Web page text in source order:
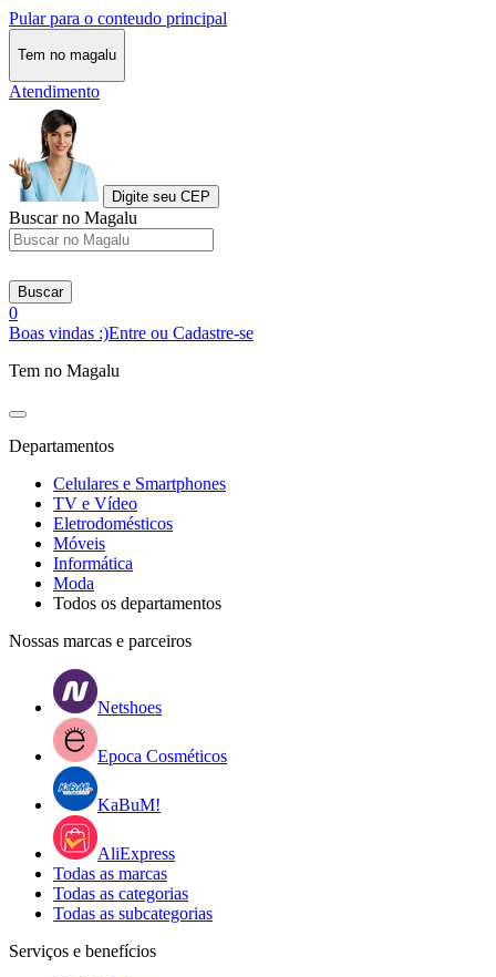
Pular para o conteudo principal
Tem no magalu
Atendimento
Digite seu CEP
Buscar no Magalu
Buscar
0
Boas vindas :)Entre ou Cadastre-se
Tem no Magalu
Departamentos
Celulares e Smartphones
TV e Vídeo
Eletrodomésticos
Móveis
Informática
Moda
Todos os departamentos
Nossas marcas e parceiros
Netshoes
Epoca Cosméticos
KaBuM!
AliExpress
Todas as marcas
Todas as categorias
Todas as subcategorias
Serviços e benefícios